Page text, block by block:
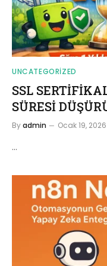
UNCATEGORIZED
SSL
SÜRESİ
Byadmin Ocak 19, 2026
…